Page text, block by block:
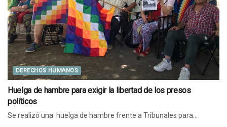
DERECHOS HUMANOS
Huelga de hambre para exigir la libertad de los presos
políticos
Se realizó una huelga de hambre frente a Tribunales para...